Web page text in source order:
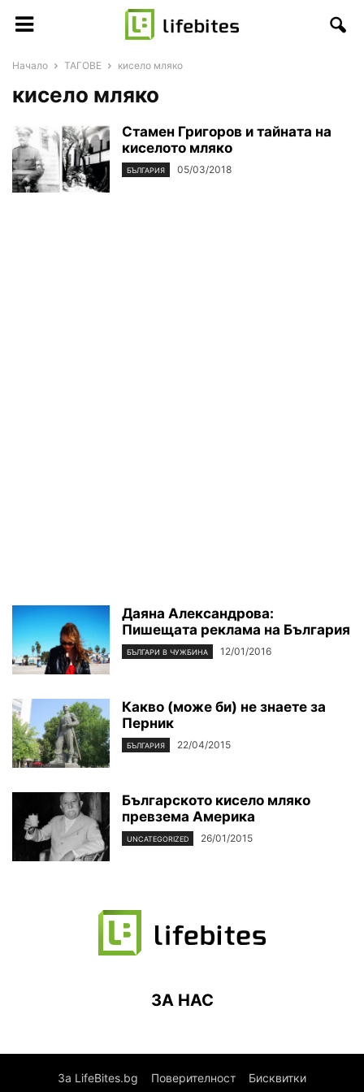
Начало ТАГОВЕ кисело мляко
кисело мляко
Стамен Григоров и тайната на
киселото мляко
БЪЛГАРИЯ 05/03/2018
Даяна Александрова:
Пишещата реклама на България
БЪЛГАРИ В ЧУЖБИНА 12/01/2016
Какво (може би) не знаете за
Перник
БЪЛГАРИЯ 22/04/2015
Българското кисело мляко
превзема Америка
UNCATEGORIZED 26/01/2015
ЗА НАС
За LifeBites.bg Поверителност Бисквитки